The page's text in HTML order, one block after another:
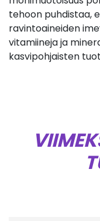
tehoon puhdistaa,
ravintoaineiden
vitamiineja ja
kasvipohjaisten